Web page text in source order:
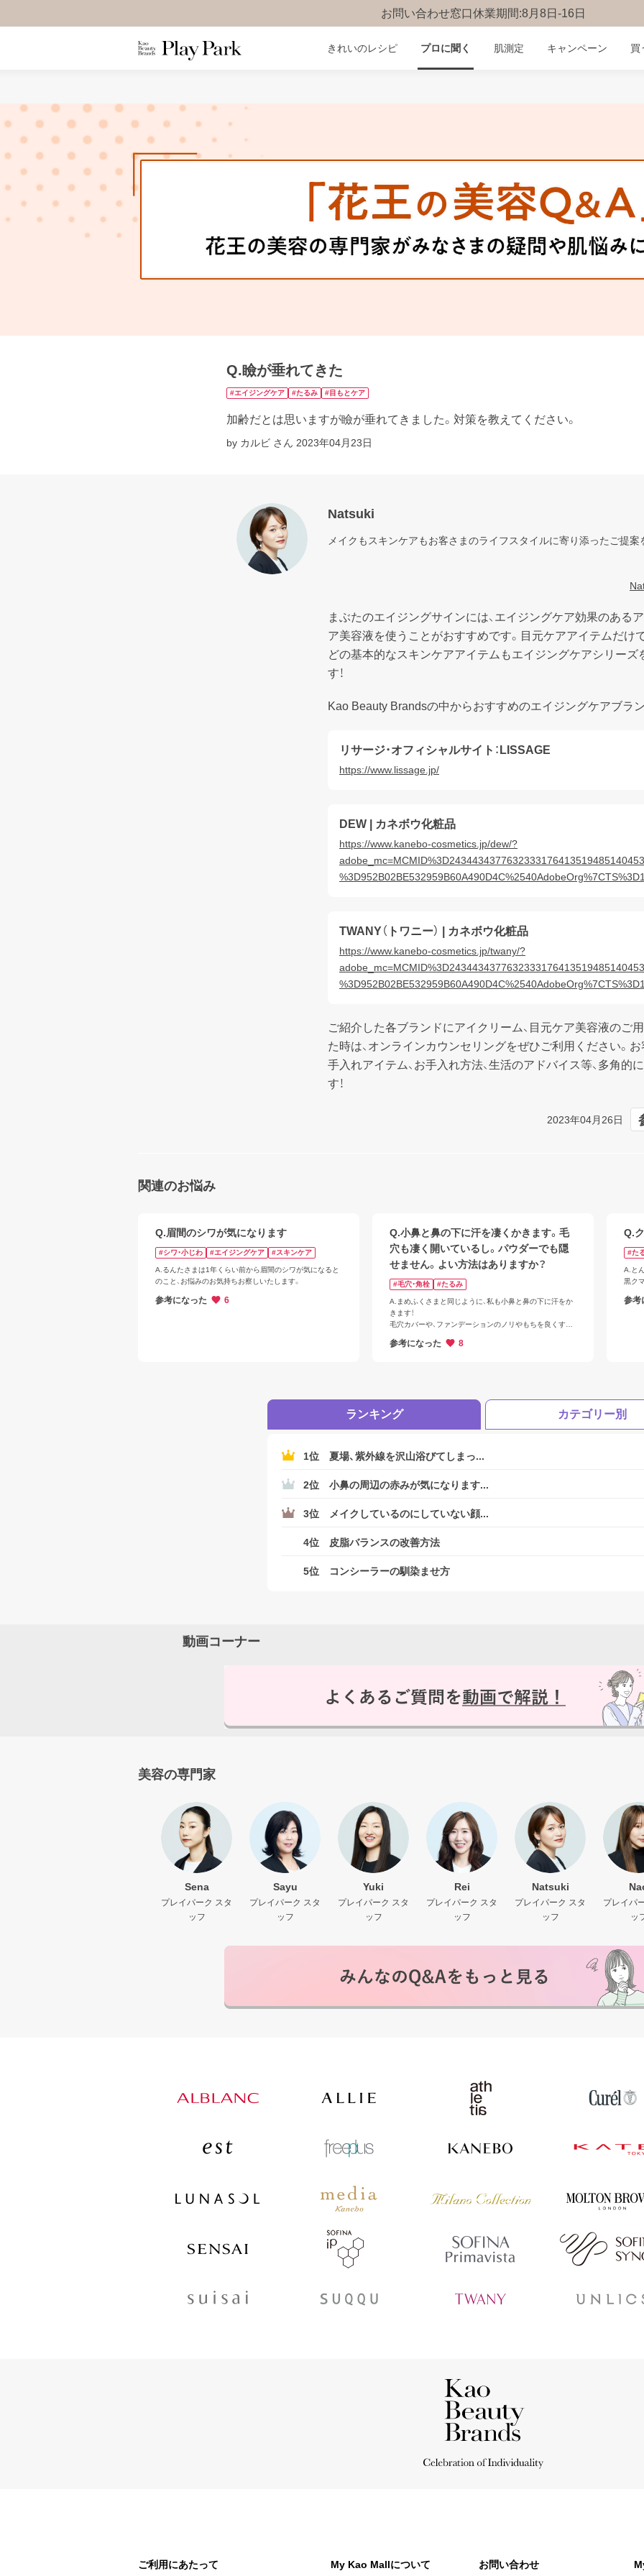
お問い合わせ窓口休業期間:8月8日-16日
きれいのレシピ プロに聞く 肌測定 キャンペーン 買
ログアウトしますか？
はい
いいえ
Q.瞼が垂れてきた
#エイジングケア #たるみ #目もとケア
加齢だとは思いますが瞼が垂れてきました。対策を教えてください。
by カルビ さん 2023年04月23日
Natsuki
メイクもスキンケアもお客さまのライフスタイルに寄り添ったご提案
まぶたのエイジングサインには、エイジングケア効果のある
ア美容液を使うことがおすすめです。目元ケアアイテムだけで
どの基本的なスキンケアアイテムもエイジングケアシリーズ
す！
Kao Beauty Brandsの中からおすすめのエイジングケアブラ
リサージ・オフィシャルサイト：LISSAGE
https://www.lissage.jp/
DEW | カネボウ化粧品
https://www.kanebo-cosmetics.jp/dew/?
TWANY（トワニー） | カネボウ化粧品
https://www.kanebo-cosmetics.jp/twany/?
ご紹介した各ブランドにアイクリーム、目元ケア美容液のご
た時は、オンラインカウンセリングをぜひご利用ください。
手入れアイテム、お手入れ方法、生活のアドバイス等、多角的
す！
2023年04月26日
関連のお悩み
Q.眉間のシワが気になります
#シワ・小じわ #エイジングケア #スキンケア
A.るんたさまは1年くらい前から眉間のシワが気になると
のこと、お悩みのお気持ちお察しいたします。
参考になった 6
Q.小鼻と鼻の下に汗を凄くかきます。毛
穴も凄く開いているし。パウダーでも隠
せません。よい方法はありますか？
#毛穴・角栓 #たるみ
A.まめふくさまと同じように、私も小鼻と鼻の下に汗をか
きます！
毛穴カバーや、ファンデーションのノリやもちを良くする
毛穴カバーや崩れにくい下地をご紹介させていただきま
スパウダーを付けてしまうと溝に入りやすく目立ってしま
うため、軽く付けてみてください。
参考になった 8
Q.
#た
A.と
黒ク
参考
ランキング カテゴリー別
1位 夏場、紫外線を沢山浴びてしまっ...
2位 小鼻の周辺の赤みが気になります...
3位 メイクしているのにしていない顔...
4位 皮脂バランスの改善方法
5位 コンシーラーの馴染ませ方
動画コーナー
美容の専門家
Sena
プレイパーク スタ
ッフ
Sayu
プレイパーク スタ
ッフ
Yuki
プレイパーク スタ
ッフ
Rei
プレイパーク スタ
ッフ
Natsuki
プレイパーク スタ
ッフ
プレイパ
ッ
ご利用にあたって My Kao Mallについて お問い合わせ